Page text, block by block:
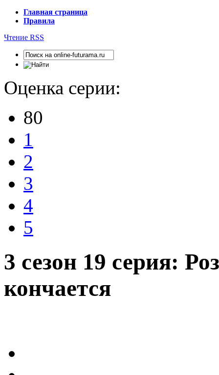
Главная страница
Правила
Чтение RSS
Оценка серии:
80
1
2
3
4
5
3 сезон 19 серия:
кончается